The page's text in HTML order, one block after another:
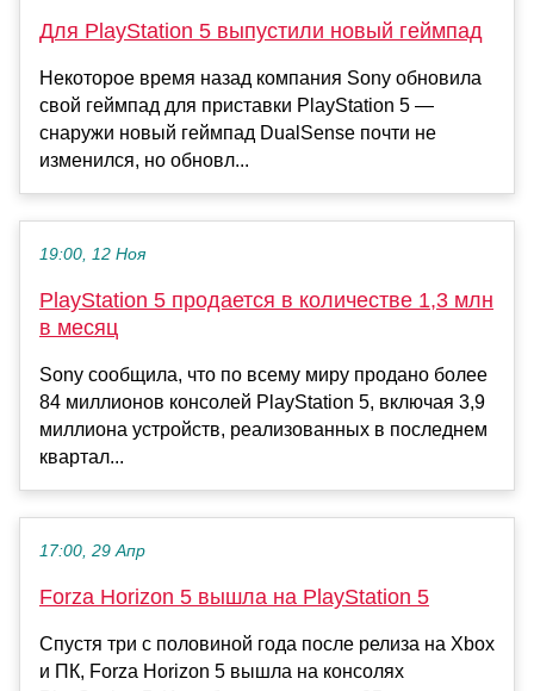
Для PlayStation 5 выпустили новый геймпад
Некоторое время назад компания Sony обновила
свой геймпад для приставки PlayStation 5 —
снаружи новый геймпад DualSense почти не
изменился, но обновл...
19:00, 12 Ноя
PlayStation 5 продается в количестве 1,3 млн
в месяц
Sony сообщила, что по всему миру продано более
84 миллионов консолей PlayStation 5, включая 3,9
миллиона устройств, реализованных в последнем
квартал...
17:00, 29 Апр
Forza Horizon 5 вышла на PlayStation 5
Спустя три с половиной года после релиза на Xbox
и ПК, Forza Horizon 5 вышла на консолях